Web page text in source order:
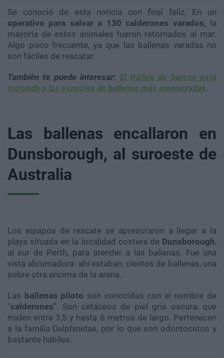
Se conoció de esta noticia con final feliz. En un
operativo para salvar a 130 calderones varados, la
mayoría de estos animales fueron retornados al mar.
Algo poco frecuente, ya que las ballenas varadas no
son fáciles de rescatar.
También te puede interesar: El tráfico de barcos está
matando a las especies de ballenas más amenazadas.
Las ballenas encallaron en
Dunsborough, al suroeste de
Australia
Los equipos de rescate se apresuraron a llegar a la
playa situada en la localidad costera de Dunsborough,
al sur de Perth, para atender a las ballenas. Fue una
vista abrumadora: ahí estaban, cientos de ballenas, una
sobre otra encima de la arena.
Las ballenas piloto son conocidas con el nombre de
“calderones”. Son cetáceos de piel gris oscura, que
miden entre 3,5 y hasta 6 metros de largo. Pertenecen
a la familia Delphinidae, por lo que son odontocetos y
bastante hábiles.